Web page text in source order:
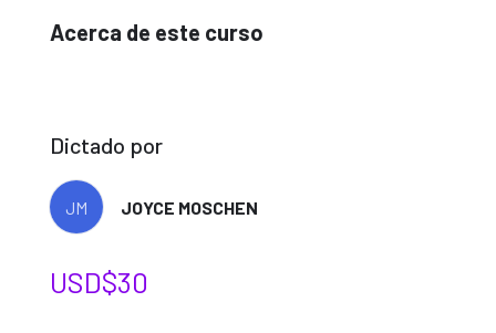
Acerca de este curso
Dictado por
JM JOYCE MOSCHEN
USD$30